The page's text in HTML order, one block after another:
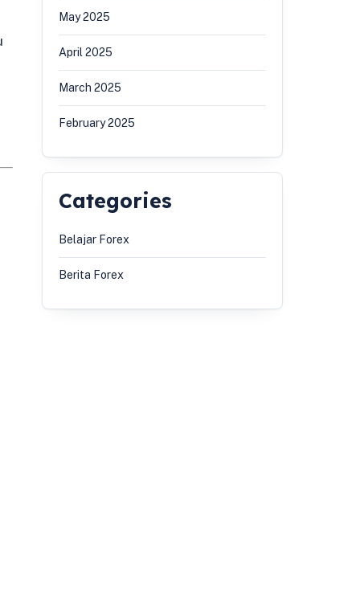
May 2025
April 2025
March 2025
February 2025
Categories
Belajar Forex
Berita Forex